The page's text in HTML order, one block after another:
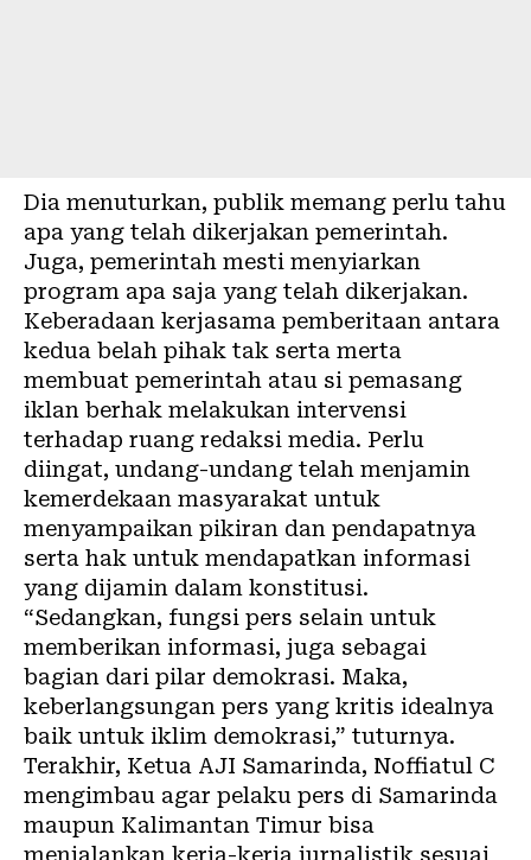
Dia menuturkan, publik memang perlu tahu
apa yang telah dikerjakan pemerintah.
Juga, pemerintah mesti menyiarkan
program apa saja yang telah dikerjakan.
Keberadaan kerjasama pemberitaan antara
kedua belah pihak tak serta merta
membuat pemerintah atau si pemasang
iklan berhak melakukan intervensi
terhadap ruang redaksi media. Perlu
diingat, undang-undang telah menjamin
kemerdekaan masyarakat untuk
menyampaikan pikiran dan pendapatnya
serta hak untuk mendapatkan informasi
yang dijamin dalam konstitusi.
“Sedangkan, fungsi pers selain untuk
memberikan informasi, juga sebagai
bagian dari pilar demokrasi. Maka,
keberlangsungan pers yang kritis idealnya
baik untuk iklim demokrasi,” tuturnya.
Terakhir, Ketua AJI Samarinda, Noffiatul C
mengimbau agar pelaku pers di Samarinda
maupun Kalimantan Timur bisa
menjalankan kerja-kerja jurnalistik sesuai